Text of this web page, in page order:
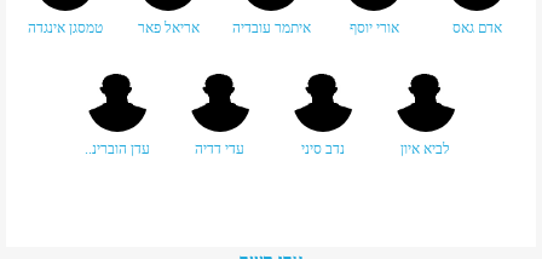
אדם גאס אורי יוסף איתמר עובדיה אריאל פאר טמסגן אינגדה
לביא איון נדב סיני עדי דדיה עדן הוברינ..